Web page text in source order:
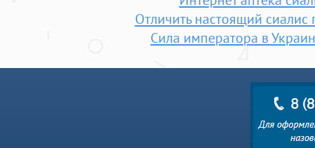
Отличить настоящий сиалис
Сила императора в